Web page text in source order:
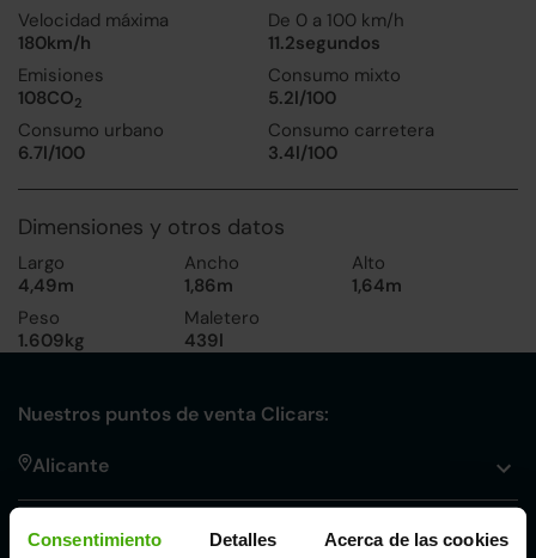
Consentimiento Detalles Acerca de las cookies
Velocidad máxima
180km/h
De 0 a 100 km/h
11.2segundos
Emisiones
108CO2
Consumo mixto
5.2l/100
Consumo urbano
6.7l/100
Consumo carretera
3.4l/100
Dimensiones y otros datos
Largo
4,49m
Ancho
1,86m
Alto
1,64m
Peso
1.609kg
Maletero
439l
Nuestros puntos de venta Clicars:
Alicante
Córdoba